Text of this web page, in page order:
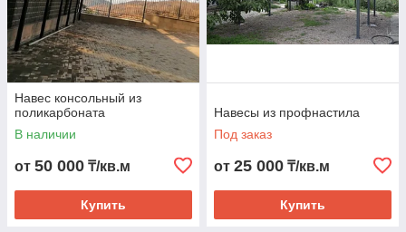
Навес консольный из
поликарбоната
В наличии
от 50 000 ₸/кв.м
Купить
Навесы из профнастила
Под заказ
от 25 000 ₸/кв.м
Купить